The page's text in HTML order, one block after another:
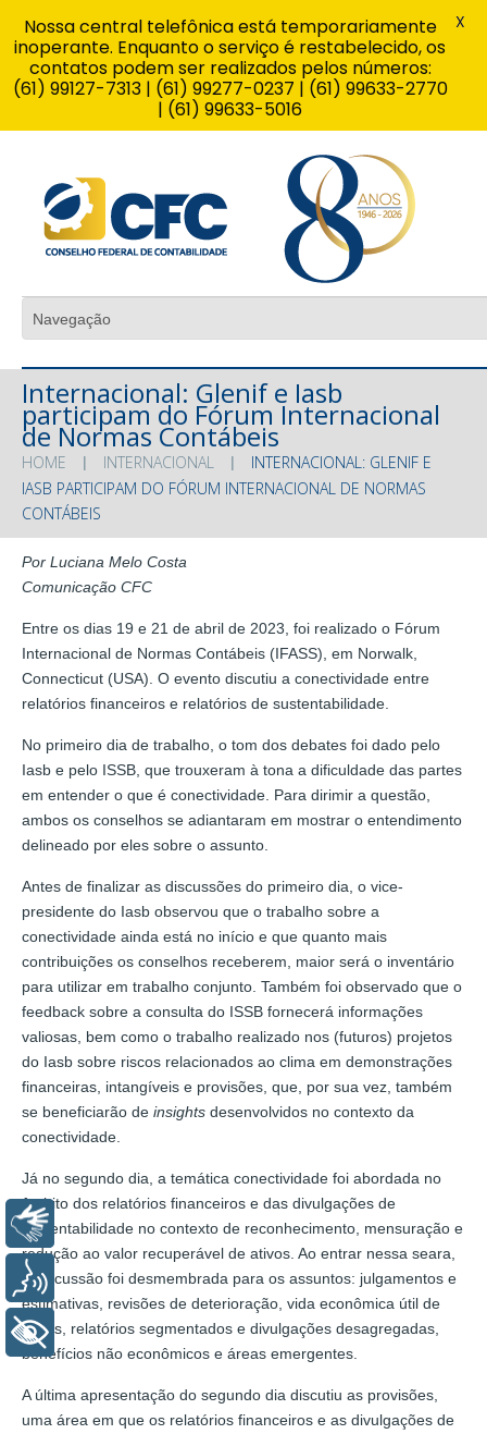
Internacional: Glenif e Iasb
participam do Fórum Internacional
de Normas Contábeis
HOME INTERNACIONAL
INTERNACIONAL: GLENIF E
IASB PARTICIPAM DO FÓRUM INTERNACIONAL DE NORMAS
CONTÁBEIS
Por Luciana Melo Costa
Comunicação CFC
Entre os dias 19 e 21 de abril de 2023, foi realizado o Fórum
Internacional de Normas Contábeis (IFASS), em Norwalk,
Connecticut (USA). O evento discutiu a conectividade entre
relatórios financeiros e relatórios de sustentabilidade.
No primeiro dia de trabalho, o tom dos debates foi dado pelo
Iasb e pelo ISSB, que trouxeram à tona a dificuldade das partes
em entender o que é conectividade. Para dirimir a questão,
ambos os conselhos se adiantaram em mostrar o entendimento
delineado por eles sobre o assunto.
Antes de finalizar as discussões do primeiro dia, o vice-
presidente do Iasb observou que o trabalho sobre a
conectividade ainda está no início e que quanto mais
contribuições os conselhos receberem, maior será o inventário
para utilizar em trabalho conjunto. Também foi observado que o
feedback sobre a consulta do ISSB fornecerá informações
valiosas, bem como o trabalho realizado nos (futuros) projetos
do Iasb sobre riscos relacionados ao clima em demonstrações
financeiras, intangíveis e provisões, que, por sua vez, também
se beneficiarão de insights desenvolvidos no contexto da
conectividade.
Já no segundo dia, a temática conectividade foi abordada no
âmbito dos relatórios financeiros e das divulgações de
sustentabilidade no contexto de reconhecimento, mensuração e
redução ao valor recuperável de ativos. Ao entrar nessa seara,
a discussão foi desmembrada para os assuntos: julgamentos e
estimativas, revisões de deterioração, vida econômica útil de
ativos, relatórios segmentados e divulgações desagregadas,
benefícios não econômicos e áreas emergentes.
A última apresentação do segundo dia discutiu as provisões,
uma área em que os relatórios financeiros e as divulgações de
Nossa central telefônica está temporariamente
inoperante. Enquanto o serviço é restabelecido, os
contatos podem ser realizados pelos números:
(61) 99127-7313 | (61) 99277-0237 | (61) 99633-2770
| (61) 99633-5016
X
Libras
Voz
+ Acessibilidade